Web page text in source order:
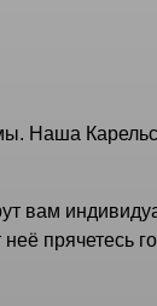
Наша
вам
прячетесь